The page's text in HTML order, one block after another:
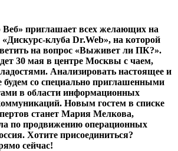
приглашает всех желающих на
клуба Dr.Web», на которой
на вопрос «Выживет ли ПК?».
30 мая в центре Москвы с чаем,
Анализировать настоящее и
будем со специально приглашенными
в области информационных
Новым гостем в списке
станет Мария Мелкова,
по продвижению операционных
Хотите присоединиться?
сейчас!